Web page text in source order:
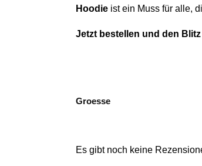
Hoodieist ein Muss für alle,
Jetzt bestellen und den
Groesse
Es gibt noch keine